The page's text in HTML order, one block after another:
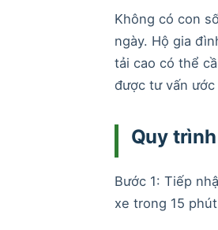
Không có con
ngày. Hộ gia
tải cao có thể
được tư vấn
Quy
Bước 1: Tiếp
xe trong 15